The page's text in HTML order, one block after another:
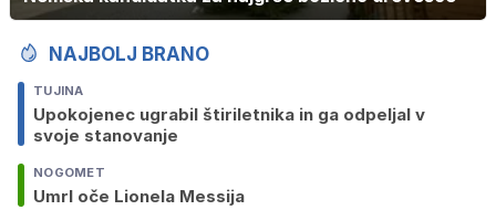
NAJBOLJ BRANO
TUJINA
Upokojenec ugrabil štiriletnika in ga odpeljal v
svoje stanovanje
NOGOMET
Umrl oče Lionela Messija